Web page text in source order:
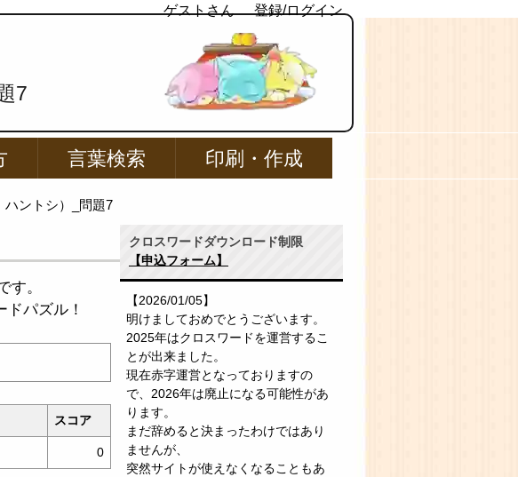
ゲストさん 登録/ログイン
7
言葉検索 印刷・作成
ハントシ）_問題7
す。
パズル！
スコア
0
クロスワードダウンロード制限
【申込フォーム】
【2026/01/05】
明けましておめでとうございます。
2025年はクロスワードを運営するこ
とが出来ました。
現在赤字運営となっておりますの
で、2026年は廃止になる可能性があ
ります。
まだ辞めると決まったわけではあり
ませんが、
突然サイトが使えなくなることもあ